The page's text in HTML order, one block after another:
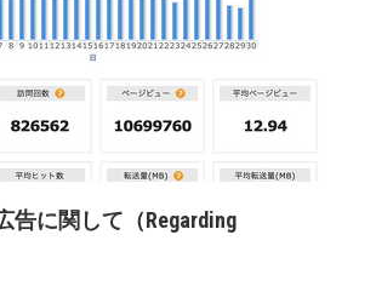
告に関して（Regarding